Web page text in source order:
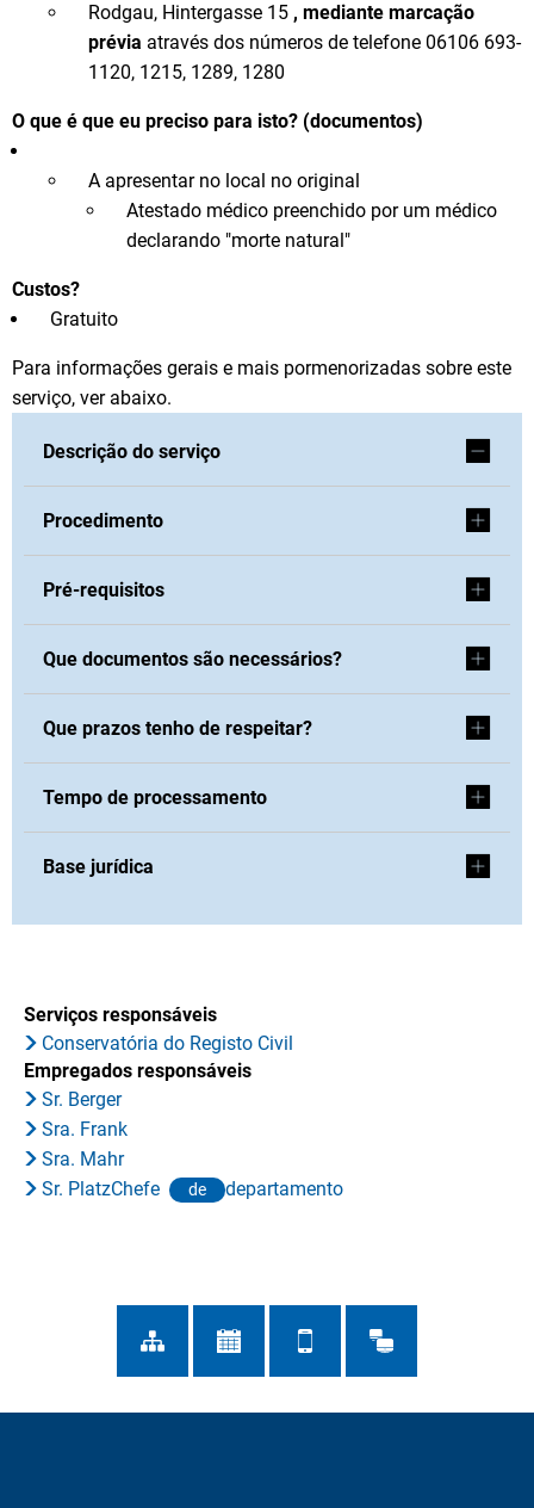
Rodgau, Hintergasse 15 , mediante marcação
prévia através dos números de telefone 06106 693-
1120, 1215, 1289, 1280
O que é que eu preciso para isto? (documentos)
A apresentar no local no original
Atestado médico preenchido por um médico
declarando "morte natural"
Custos?
Gratuito
Para informações gerais e mais pormenorizadas sobre este
serviço, ver abaixo.
Descrição do serviço
Procedimento
Pré-requisitos
Que documentos são necessários?
Que prazos tenho de respeitar?
Tempo de processamento
Base jurídica
Serviços responsáveis
Conservatória do Registo Civil
Empregados responsáveis
Sr. Berger
Sra. Frank
Sra. Mahr
Sr. PlatzChefe
de departamento